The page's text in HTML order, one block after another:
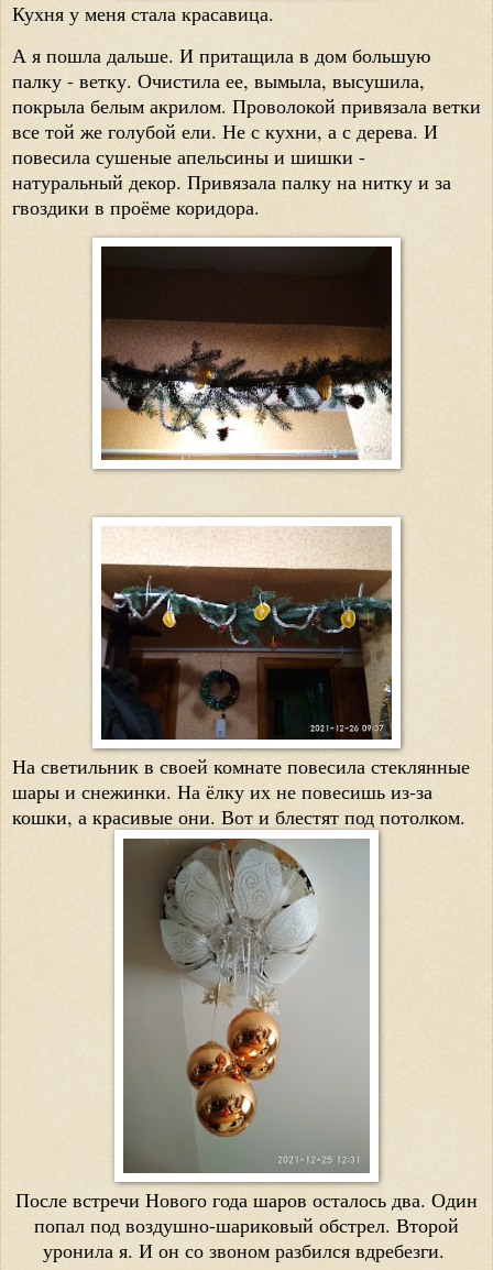
Кухня у меня стала красавица.
А я пошла дальше. И притащила в дом большую
палку - ветку. Очистила ее, вымыла, высушила,
покрыла белым акрилом. Проволокой привязала ветки
все той же голубой ели. Не с кухни, а с дерева. И
повесила сушеные апельсины и шишки -
натуральный декор. Привязала палку на нитку и за
гвоздики в проёме коридора.
На светильник в своей комнате повесила стеклянные
шары и снежинки. На ёлку их не повесишь из-за
кошки, а красивые они. Вот и блестят под потолком.
После встречи Нового года шаров осталось два. Один
попал под воздушно-шариковый обстрел. Второй
уронила я. И он со звоном разбился вдребезги.